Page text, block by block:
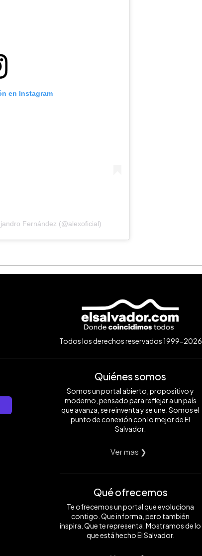
en Instagram
Fernández (@alexoficial)
Todos los derechos reservados 1999-2026
Quiénes somos
Somos un portal abierto, propositivo y
moderno, pensado para reflejar a un país
que avanza, se reinventa y se une. Somos el
punto de conexión con lo mejor de El
Salvador.
Ver mas ❯
Qué ofrecemos
Te ofrecemos un portal que evoluciona
contigo. Que informa, pero también
inspira. Que te representa. Mostramos de lo
que está hecho El Salvador.